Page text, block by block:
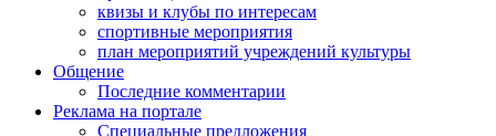
квизы и клубы по интересам
спортивные мероприятия
план мероприятий учреждений культуры
Общение
Последние комментарии
Реклама на портале
Специальные предложения